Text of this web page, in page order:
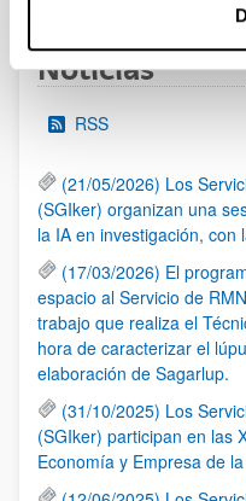
Noticias
RSS
(21/05/2026) Los
(SGIker) organizan una
la IA en investigación, con
(17/03/2026) El
espacio al Servicio de
trabajo que realiza el
hora de caracterizar el
elaboración de Sagarlup.
(31/10/2025) Los
(SGIker) participan en las
Economía y Empresa de